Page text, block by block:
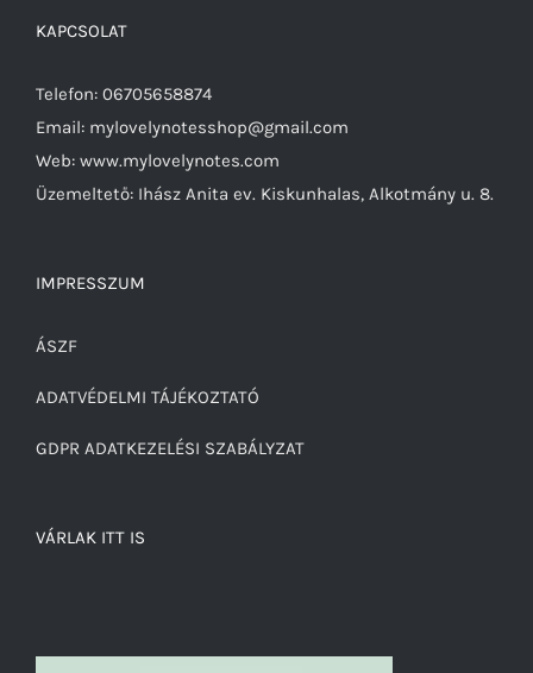
KAPCSOLAT
Telefon: 06705658874
Email: mylovelynotesshop@gmail.com
Web: www.mylovelynotes.com
Üzemeltető: Ihász Anita ev. Kiskunhalas, Alkotmány u. 8.
IMPRESSZUM
ÁSZF
ADATVÉDELMI TÁJÉKOZTATÓ
GDPR ADATKEZELÉSI SZABÁLYZAT
VÁRLAK ITT IS